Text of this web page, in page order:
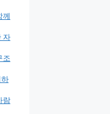
께
자
조
람